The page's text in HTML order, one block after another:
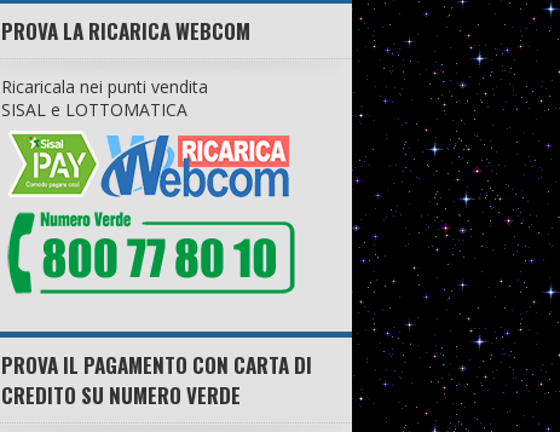
PROVA LA RICARICA WEBCOM
Ricaricala nei punti vendita
SISAL e LOTTOMATICA
PROVA IL PAGAMENTO CON CARTA DI
CREDITO SU NUMERO VERDE